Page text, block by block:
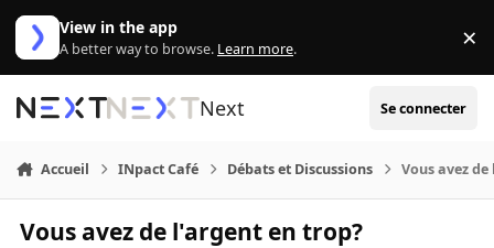
Aller au contenu
View in the app
A better way to browse. Learn more. ×
Next Se connecter
Accueil INpact Café Débats et Discussions Vous avez
Vous avez de l'argent en trop?